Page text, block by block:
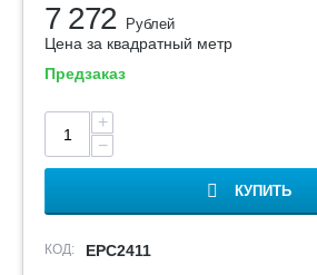
7 272 Рублей
Цена за квадратный метр
Предзаказ
+
−
КУПИТЬ
КОД: EPC2411